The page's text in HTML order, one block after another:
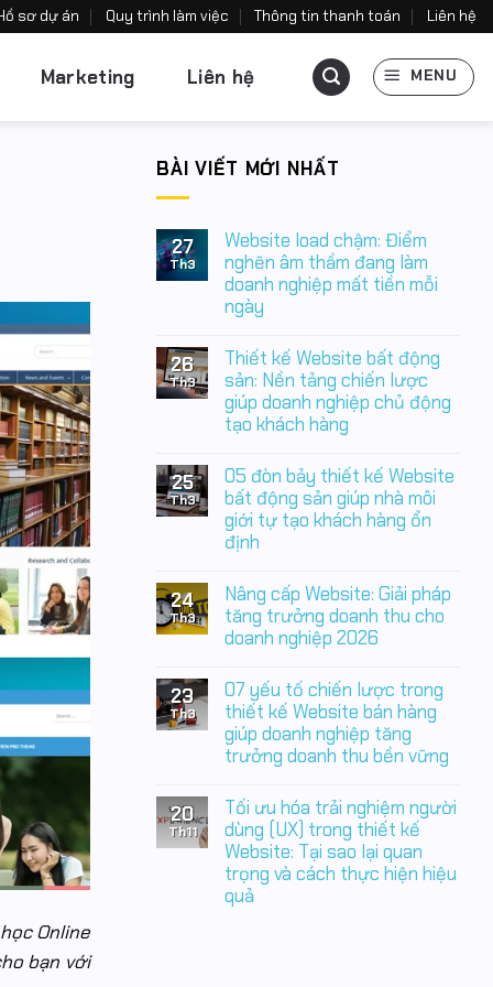
sơ dự án Quy trình làm việc Thông tin thanh toán Liên hệ
Marketing Liên hệ MENU
Online
bạn với
BÀI VIẾT MỚI NHẤT
27
Th3
Website load chậm: Điểm
nghẽn âm thầm đang làm
doanh nghiệp mất tiền mỗi
ngày
bình
luận
ở
Website
load
chậm:
nghẽn
âm
thầm
đang
làm
doanh
tiền
mỗi
ngày
26
Th3
Thiết kế Website bất động
sản: Nền tảng chiến lược
giúp doanh nghiệp chủ động
tạo khách hàng
bình
luận
ở
Thiết
kế
Website
động
sản:
Nền
tảng
chiến
giúp
doanh
nghiệp
chủ
động
tạo
25
Th3
05 đòn bảy thiết kế Website
bất động sản giúp nhà môi
giới tự tạo khách hàng ổn
định
bình
luận
ở
05
thiết
kế
Website
bất
động
sản
nhà
môi
giới
tự
tạo
khách
hàng
ổn
24
Th3
Nâng cấp Website: Giải pháp
tăng trưởng doanh thu cho
doanh nghiệp 2026
bình
luận
ở
Nâng
cấp
pháp
tăng
trưởng
doanh
thu
cho
doanh
nghiệp
23
Th3
07 yếu tố chiến lược trong
thiết kế Website bán hàng
giúp doanh nghiệp tăng
trưởng doanh thu bền vững
bình
luận
ở
07
yếu
chiến
20
Th11
Tối ưu hóa trải nghiệm người
dùng (UX) trong thiết kế
Website: Tại sao lại quan
trọng và cách thực hiện hiệu
quả